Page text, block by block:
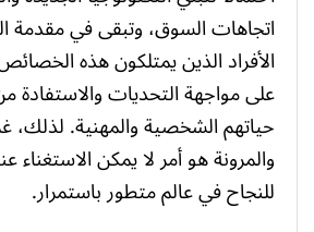
اتجاهات السوق، وتبقى في مقدمة
الأفراد الذين يمتلكون هذه
على مواجهة التحديات
حياتهم الشخصية والمهنية. لذلك،
والمرونة هو أمر لا يمكن الاستغناء
للنجاح في عالم متطور باستمرار.